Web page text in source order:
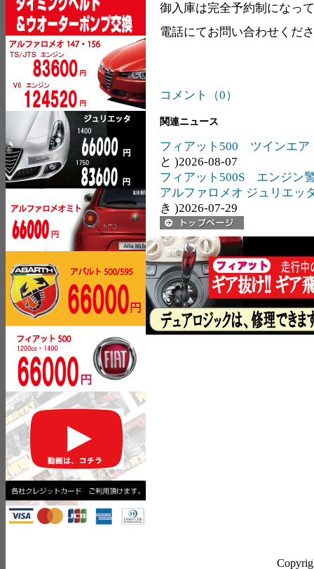
御入庫は完全予約制になっ
電話にてお問い合わせくだ
コメント（0）
関連ニュース
フィアット500 ツインエ
と )2026-08-07
フィアット500S エンジン
アルファロメオ ジュリエッ
き )2026-07-29